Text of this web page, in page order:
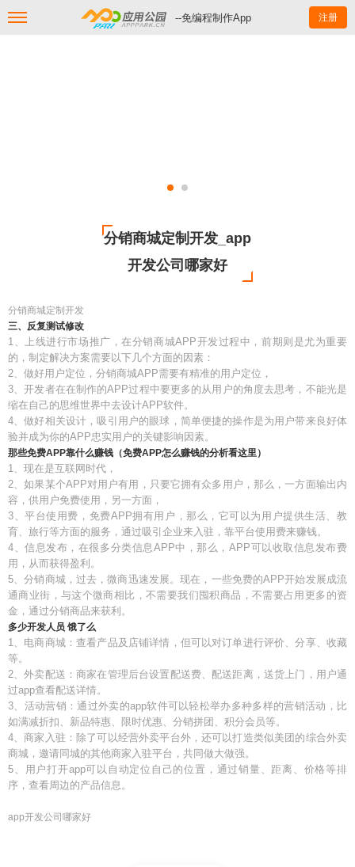
--免编程制作App 注册
分销商城定制开发_app
开发公司哪家好
分销商城定制开发
三、反复测试修改
1、上线进行市场推广，在分销商城APP开发过程中，前期则是尤为重要
的，制定解决方案需要以下几个方面的因素：
2、做好用户定位，分销商城APP需要有精准的用户定位，
3、开发者在在制作的APP过程中要更多的从用户的角度去思考，不能光是
缩在自己的思维世界中去设计APP软件。
4、做好相关设计，吸引用户的眼球，简单便捷的操作是为用户带来良好体
验并成为你的APP忠实用户的关键影响因素。
那些免费APP靠什么赚钱（免费APP怎么赚钱的分析看这里）
1、现在是互联网时代，
2、如果某个APP对用户有用，只要它拥有众多用户，那么，一方面输出内
容，供用户免费使用，另一方面，
3、平台使用费，免费APP拥有用户，那么，它可以为用户提供生活、教
育、旅行等方面的服务，通过吸引企业来入驻，靠平台使用费来赚钱。
4、信息发布，在很多分类信息APP中，那么，APP可以收取信息发布费
用，从而获得盈利。
5、分销商城，过去，微商迅速发展。现在，一些免费的APP开始发展成流
通商业街，与这个微商相比，不需要我们囤积商品，不需要占用更多的资
金，通过分销商品来获利。
多少开发人员 饿了么
1、电商商城：查看产品及店铺详情，但可以对订单进行评价、分享、收藏
等。
2、外卖配送：商家在管理后台设置配送费、配送距离，送货上门，用户通
过app查看配送详情。
3、活动营销：通过外卖的app软件可以轻松举办多种多样的营销活动，比
如满减折扣、新品特惠、限时优惠、分销拼团、积分会员等。
4、商家入驻：除了可以经营外卖平台外，还可以打造类似美团的综合外卖
商城，邀请同城的其他商家入驻平台，共同做大做强。
5、用户打开app可以自动定位自己的位置，通过销量、距离、价格等排
序，查看周边的产品信息。
app开发公司哪家好